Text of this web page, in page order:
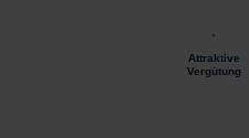
Attraktive
Vergütung